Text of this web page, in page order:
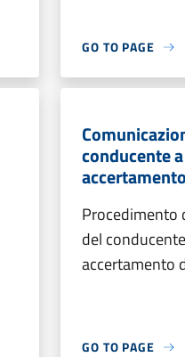
GO TO PAGE
conducente
Procedimento
del
accertamento
GO TO PAGE